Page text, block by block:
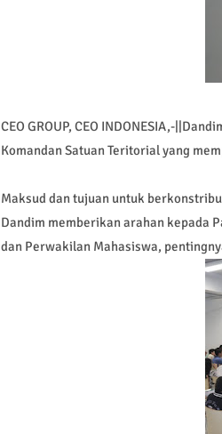
CEO GROUP, CEO INDONESIA,-
Komandan Satuan Teritorial yang
Maksud dan tujuan untuk
Dandim memberikan arahan kepada
dan Perwakilan Mahasiswa,